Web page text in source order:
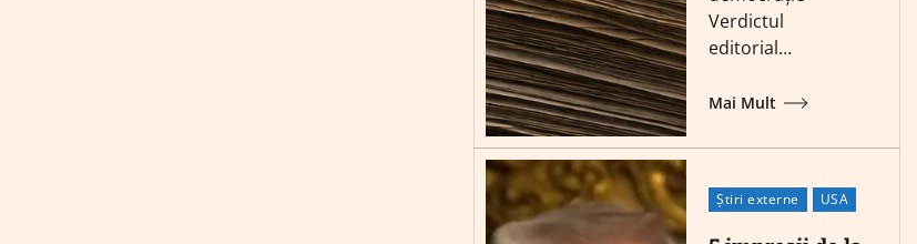
Verdictul
editorial…
Mai Mult
Știri externe USA